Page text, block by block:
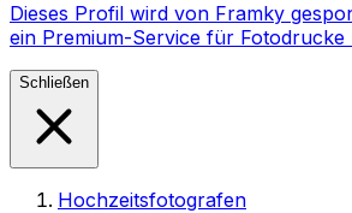
Dieses Profil wird von Framky
ein Premium-Service für Fotodrucke
Schließen
Hochzeitsfotografen